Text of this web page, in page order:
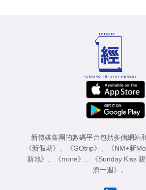
新傳媒集團的數碼平台包括多個網站
《新假期》
《GOtrip》 《NM+新
新地》
《more》 《Sunday Kiss 親
濟一週》
。